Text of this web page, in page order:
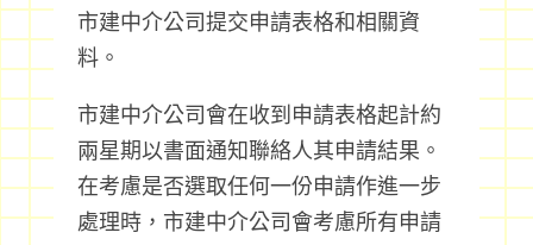
市建中介公司提交申請表格和相關資
料。
市建中介公司會在收到申請表格起計約
兩星期以書面通知聯絡人其申請結果。
在考慮是否選取任何一份申請作進一步
處理時，市建中介公司會考慮所有申請